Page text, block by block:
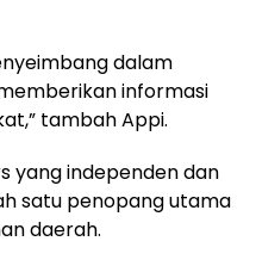
dalam
informasi
tambah Appi.
yang independen dan
satu penopang utama
daerah.